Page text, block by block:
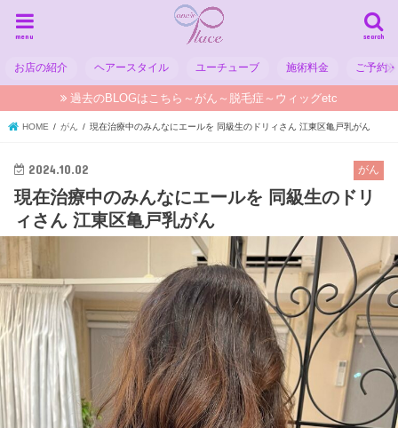
search
menu
お店の紹介 ヘアースタイル ユーチューブ 施術料金 ご予約
過去のBLOGはこちら～がん～脱毛症～ウィッグetc
HOME がん 現在治療中のみんなにエールを 同級生のドリィさん 江東区亀戸乳がん
がん
2024.10.02
現在治療中のみんなにエールを 同級生のドリ
ィさん 江東区亀戸乳がん